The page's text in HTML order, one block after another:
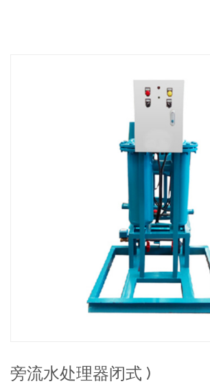
旁流水处理器闭式 )